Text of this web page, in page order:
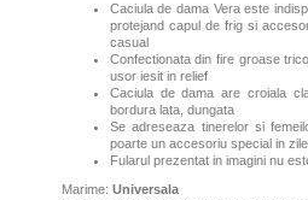
Caciula de dama Veraeste
protejand capul de frig si
casual
Confectionatadin fire groase
usor iesit in relief
Caciula de dama are croiala
bordura lata, dungata
Se adreseaza tinerelor si
poarte un accesoriu special in
Fularul prezentat in imagini nu
Marime: Universala